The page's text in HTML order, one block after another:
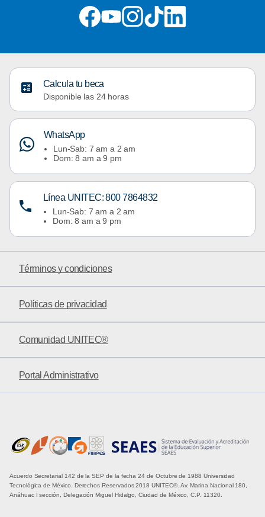
Calcula tu beca
Disponible las 24 horas
WhatsApp
Lun-Sab: 7 am a 2 am
Dom: 8 am a 9 pm
Línea UNITEC: 800 7864832
Lun-Sab: 7 am a 2 am
Dom: 8 am a 9 pm
Términos y condiciones
Políticas de privacidad
Comunidad UNITEC®
Portal Administrativo
Acuerdo Secretarial 142 de la SEP de la fecha 24 de Octubre de 1988 Universidad
Tecnológica de México. Derechos Reservados 2018 UNITEC®. Av. Marina Nacional 180,
Anáhuac I sección, Delegación Miguel Hidalgo, Ciudad de México, C.P. 11320.